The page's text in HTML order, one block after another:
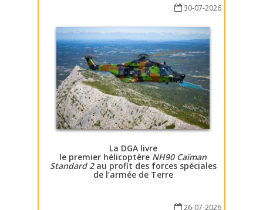
30-07-2026
La DGA livre
le premier hélicoptère NH90 Caïman
Standard 2au profit des forces spéciales
de l’armée de Terre
26-07-2026